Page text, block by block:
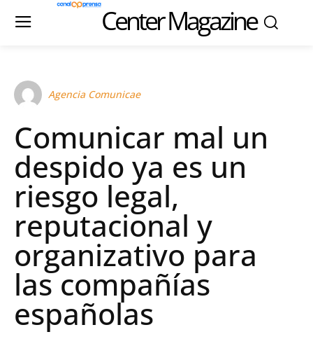
Center Magazine
Agencia Comunicae
Comunicar mal un
despido ya es un
riesgo legal,
reputacional y
organizativo para
las compañías
españolas